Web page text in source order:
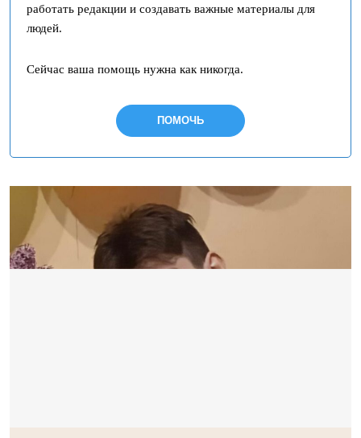
работать редакции и создавать важные материалы для
людей.
Сейчас ваша помощь нужна как никогда.
ПОМОЧЬ